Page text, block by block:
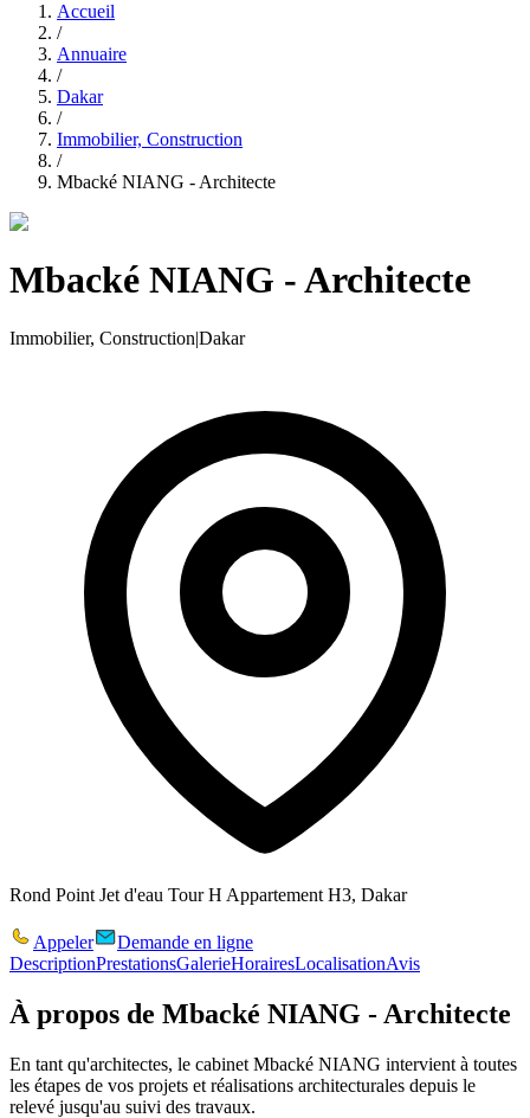
Accueil
/
Annuaire
/
Dakar
/
Immobilier, Construction
/
Mbacké NIANG - Architecte
Mbacké NIANG - Architecte
Immobilier, Construction|Dakar
Rond Point Jet d'eau Tour H Appartement H3, Dakar
Appeler
Demande en ligne
DescriptionPrestationsGalerieHorairesLocalisationAvis
À propos de Mbacké NIANG - Architecte
En tant qu'architectes, le cabinet Mbacké NIANG intervient à toutes
les étapes de vos projets et réalisations architecturales depuis le
relevé jusqu'au suivi des travaux.